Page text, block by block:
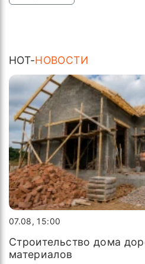
HOT-НОВОСТИ
07.08, 15:00
Строительство дома
материалов